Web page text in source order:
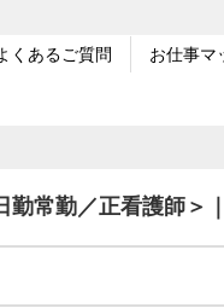
くあるご質問 お仕事マ
勤常勤／正看護師＞